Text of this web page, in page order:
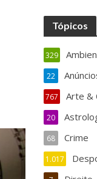
Tópicos
329
22
Arte &
767
20
Crime
68
1.017